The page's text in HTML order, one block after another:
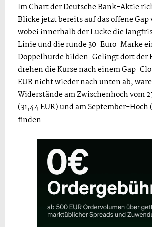
Im Chart der Deutsche Bank-Aktie
Blicke jetzt bereits auf das offene Gap
wobei innerhalb der Lücke die
Linie und die runde 30-Euro-Marke
Doppelhürde bilden. Gelingt dort der
drehen die Kurse nach einem Gap-
EUR nicht wieder nach unten ab,
Widerstände am Zwischenhoch vom
(31,44 EUR) und am September-Hoch
finden.